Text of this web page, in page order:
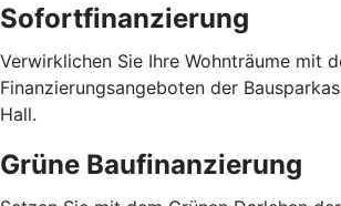
Sofortfinanzierung
Verwirklichen Sie Ihre Wohnträume mit
Finanzierungsangeboten der
Hall.
Grüne Baufinanzierung